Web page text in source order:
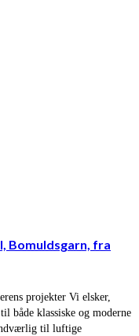
Bomuldsgarn, fra
projekter Vi elsker,
både klassiske og moderne
til luftige